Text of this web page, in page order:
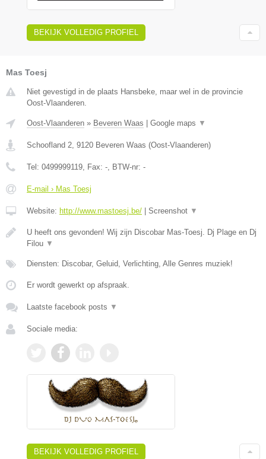
BEKIJK VOLLEDIG PROFIEL
Mas Toesj
Niet gevestigd in de plaats Hansbeke, maar wel in de provincie
Oost-Vlaanderen.
Oost-Vlaanderen » Beveren Waas | Google maps ▼
Schoofland 2 9120 Beveren Waas (Oost-Vlaanderen)
Tel: 0499999119 , Fax: - , BTW-nr: -
E-mail › Mas Toesj
Website: http://www.mastoesj.be/ | Screenshot ▼
U heeft ons gevonden! Wij zijn Discobar Mas-Toesj. Dj Plage en Dj
Filou ▼
Diensten: Discobar, Geluid, Verlichting, Alle Genres muziek!
Er wordt gewerkt op afspraak.
Laatste facebook posts ▼
Sociale media:
BEKIJK VOLLEDIG PROFIEL